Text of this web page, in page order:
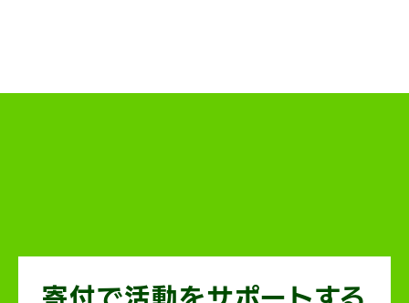
寄付で活動をサポートする